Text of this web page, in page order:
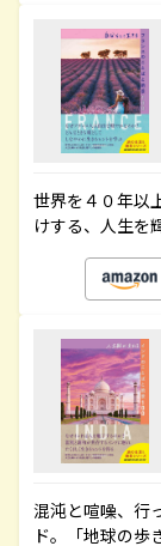
世界を４０年以
けする、人生を
混沌と喧噪、行
ド。「地球の歩